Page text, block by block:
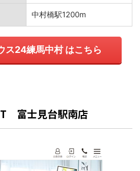
中村橋駅1200m
ス24練馬中村 はこちら
富士見台駅南店